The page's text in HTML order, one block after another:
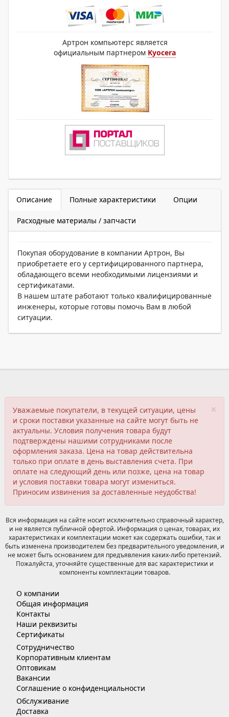
Артрон компьютерс является
официальным партнером Kyocera
Описание Полные характеристики Опции
Расходные материалы / запчасти
Покупая оборудование в компании Артрон, Вы
приобретаете его у сертифицированного партнера,
обладающего всеми необходимыми лицензиями и
сертификатами.
В нашем штате работают только квалифицированные
инженеры, которые готовы помочь Вам в любой
ситуации.
×
Уважаемые покупатели, в текущей ситуации, цены
и сроки поставки указанные на сайте могут быть не
актуальны. Условия получения товара будут
подтверждены нашими сотрудниками после
оформления заказа. Цена на товар действительна
только при оплате в день выставления счета. При
оплате на следующий день или позже, цена на товар
и условия поставки товара могут измениться.
Приносим извинения за доставленные неудобства!
Вся информация на сайте носит исключительно справочный характер,
и не является публичной офертой. Информация о ценах, товарах, их
характеристиках и комплектации может как содержать ошибки, так и
быть изменена производителем без предварительного уведомления, и
не может быть основанием для предъявления каких-либо претензий.
Пожалуйста, уточняйте существенные для вас характеристики и
компоненты комплектации товаров.
О компании
Общая информация
Контакты
Наши реквизиты
Сертификаты
Сотрудничество
Корпоративным клиентам
Оптовикам
Вакансии
Соглашение о конфиденциальности
Обслуживание
Доставка